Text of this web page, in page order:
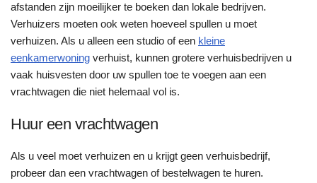
afstanden zijn moeilijker te boeken dan lokale bedrijven.
Verhuizers moeten ook weten hoeveel spullen u moet
verhuizen. Als u alleen een studio of een kleine
eenkamerwoning verhuist, kunnen grotere verhuisbedrijven u
vaak huisvesten door uw spullen toe te voegen aan een
vrachtwagen die niet helemaal vol is.
Huur een vrachtwagen
Als u veel moet verhuizen en u krijgt geen verhuisbedrijf,
probeer dan een vrachtwagen of bestelwagen te huren.